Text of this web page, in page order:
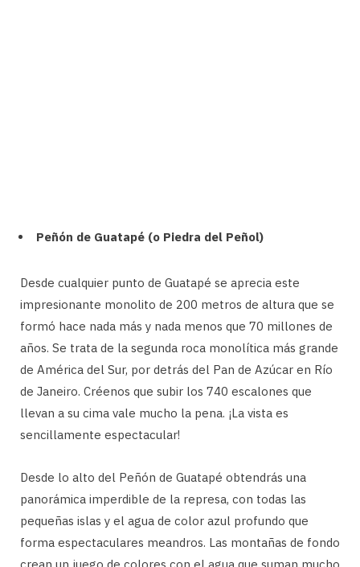
Peñón de Guatapé (o Piedra del Peñol)
Desde cualquier punto de Guatapé se aprecia este
impresionante monolito de 200 metros de altura que se
formó hace nada más y nada menos que 70 millones de
años. Se trata de la segunda roca monolítica más grande
de América del Sur, por detrás del Pan de Azúcar en Río
de Janeiro. Créenos que subir los 740 escalones que
llevan a su cima vale mucho la pena. ¡La vista es
sencillamente espectacular!
Desde lo alto del Peñón de Guatapé obtendrás una
panorámica imperdible de la represa, con todas las
pequeñas islas y el agua de color azul profundo que
forma espectaculares meandros. Las montañas de fondo